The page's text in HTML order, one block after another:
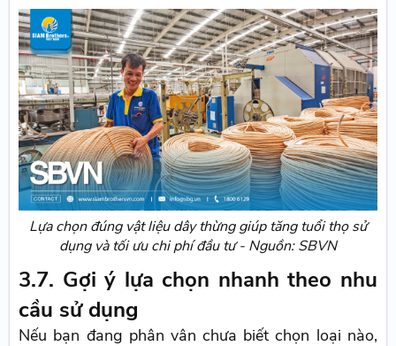
Lựa chọn đúng vật liệu dây thừng giúp tăng tuổi thọ sử
dụng và tối ưu chi phí đầu tư - Nguồn: SBVN
3.7. Gợi ý lựa chọn nhanh theo nhu
cầu sử dụng
Nếu bạn đang phân vân chưa biết chọn loại nào,